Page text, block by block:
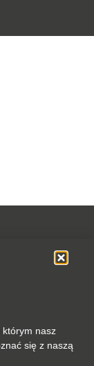
którym nasz
się z naszą